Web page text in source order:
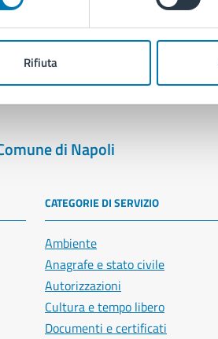
Rifiuta
Segnala disservizio
di Napoli
CATEGORIE DI SERVIZIO
Ambiente
Anagrafe e stato civile
Autorizzazioni
Cultura e tempo libero
Documenti e certificati